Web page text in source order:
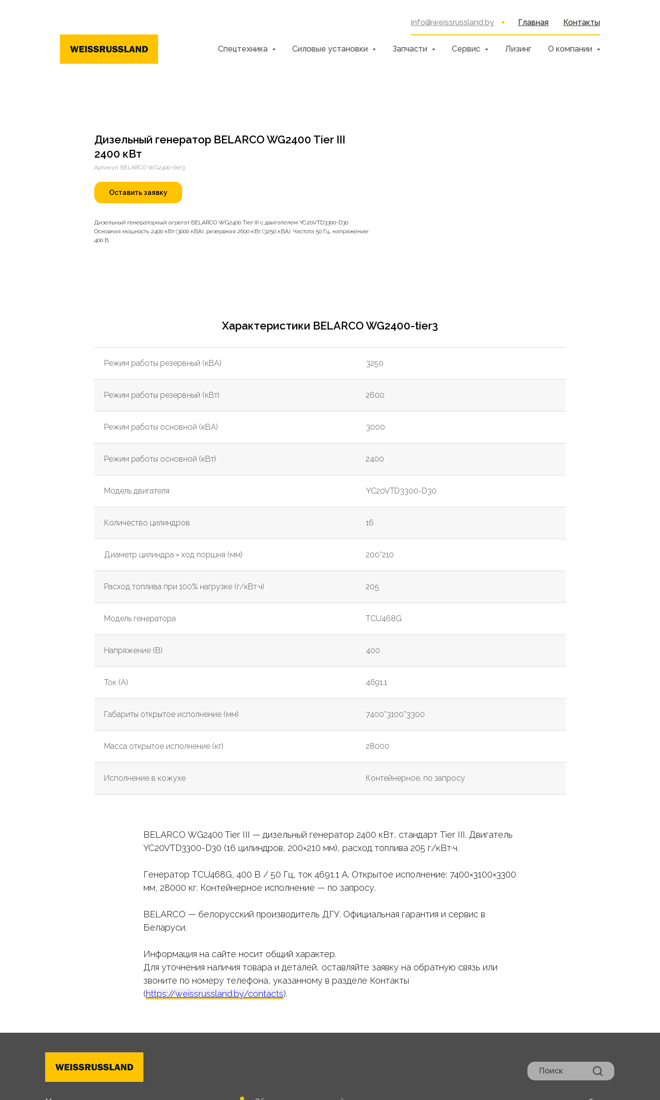
Контакты
Главная
info@weissrussland.by
Спецтехника Силовые установки Запчасти Сервис Лизинг О компании
Дизельный генератор BELARCO WG2400 Tier III
2400 кВт
Артикул: BELARCO WG2400-tier3
Оставить заявку
Дизельный генераторный агрегат BELARCO WG2400 Tier III с двигателем YC20VTD3300-D30.
Основная мощность 2400 кВт (3000 кВА), резервная 2600 кВт (3250 кВА). Частота 50 Гц, напряжение
400 В.
Характеристики BELARCO WG2400-tier3
Режим работы резервный (кВА) 3250
Режим работы резервный (кВт) 2600
Режим работы основной (кВА) 3000
Режим работы основной (кВт) 2400
Модель двигателя YC20VTD3300-D30
Количество цилиндров 16
Диаметр цилиндра × ход поршня (мм) 200*210
Расход топлива при 100% нагрузке (г/кВт·ч) 205
Модель генератора TCU468G
Напряжение (В) 400
Ток (А) 4691.1
Габариты открытое исполнение (мм) 7400*3100*3300
Масса открытое исполнение (кг) 28000
Исполнение в кожухе Контейнерное, по запросу
BELARCO WG2400 Tier III — дизельный генератор 2400 кВт, стандарт Tier III. Двигатель
YC20VTD3300-D30 (16 цилиндров, 200×210 мм), расход топлива 205 г/кВт·ч.
Генератор TCU468G, 400 В / 50 Гц, ток 4691.1 А. Открытое исполнение: 7400×3100×3300
мм, 28000 кг. Контейнерное исполнение — по запросу.
BELARCO — белорусский производитель ДГУ. Официальная гарантия и сервис в
Беларуси.
Информация на сайте носит общий характер.
Для уточнения наличия товара и деталей, оставляйте заявку на обратную связь или
звоните по номеру телефона, указанному в разделе Контакты
(https://weissrussland.by/contacts).
Поиск